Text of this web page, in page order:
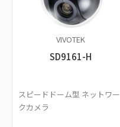
VIVOTEK
SD9161-H
スピードドーム型 ネットワー
クカメラ